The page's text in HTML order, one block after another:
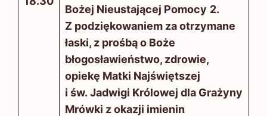
Bożej Nieustającej Pomocy 2.
Z podziękowaniem za otrzymane
łaski, z prośbą o Boże
błogosławieństwo, zdrowie,
opiekę Matki Najświętszej
i św. Jadwigi Królowej dla Grażyny
Mrówki z okazji imienin